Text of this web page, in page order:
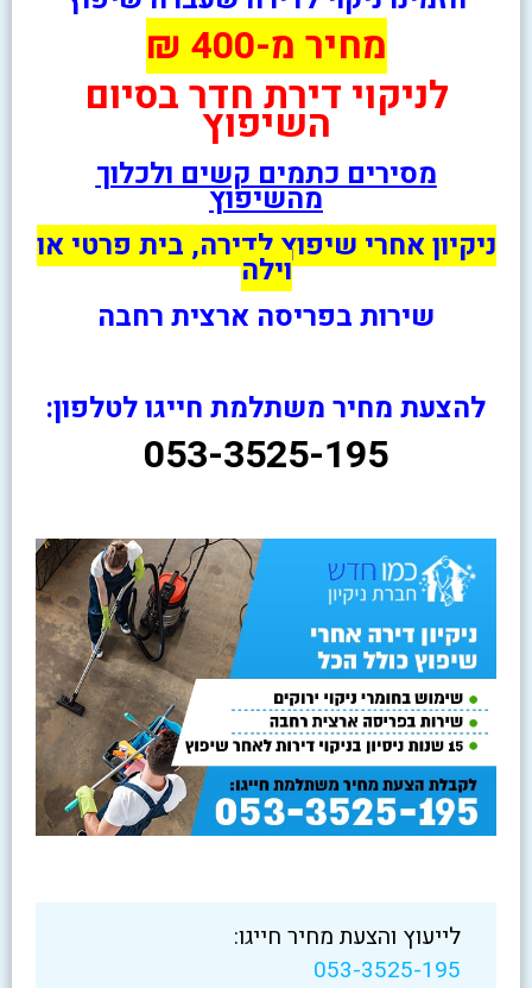
מחיר מ-400 ₪
לניקוי דירת חדר בסיום
השיפוץ
מסירים כתמים קשים ולכלוך
מהשיפוץ
ניקיון אחרי שיפוץ לדירה, בית פרטי או
וילה
שירות בפריסה ארצית רחבה
להצעת מחיר משתלמת חייגו לטלפון:
053-3525-195
לייעוץ והצעת מחיר חייגו:
053-3525-195